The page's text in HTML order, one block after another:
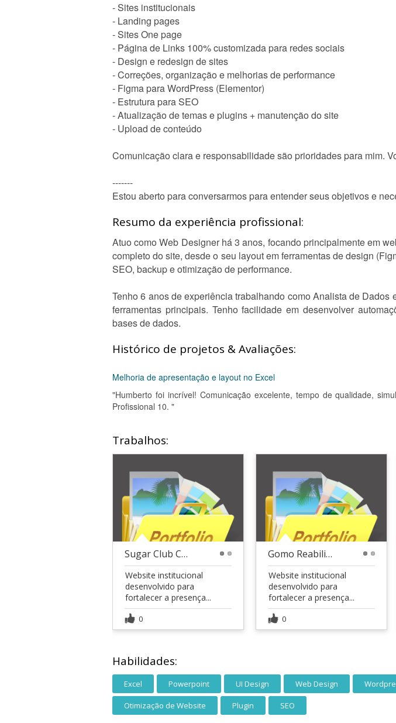
- Sites institucionais
- Landing pages
- Sites One page
- Página de Links 100% customizada para redes sociais
- Design e redesign de sites
- Correções, organização e melhorias de performance
- Figma para WordPress (Elementor)
- Estrutura para SEO
- Atualização de temas e plugins + manutenção do site
- Upload de conteúdo
Comunicação clara e responsabilidade são prioridades para mim.
-------
Estou aberto para conversarmos para entender seus objetivos e
Resumo da experiência profissional:
Atuo como Web Designer há 3 anos, focando principalmente em
completo do site, desde o seu layout em ferramentas de design
SEO, backup e otimização de performance.
Tenho 6 anos de experiência trabalhando como Analista de
ferramentas principais. Tenho facilidade em desenvolver
bases de dados.
Histórico de projetos & Avaliações:
Melhoria de apresentação e layout no Excel
"Humberto foi incrível! Comunicação excelente, tempo de qualidade,
Profissional 10. "
Trabalhos:
Sugar Club Confeitaria
Website institucional
desenvolvido para
fortalecer a presença...
0
Gomo Reabilitação
Website institucional
desenvolvido para
fortalecer a presença...
0
Habilidades:
Excel Powerpoint UI Design Web Design
Otimização de Website Plugin SEO